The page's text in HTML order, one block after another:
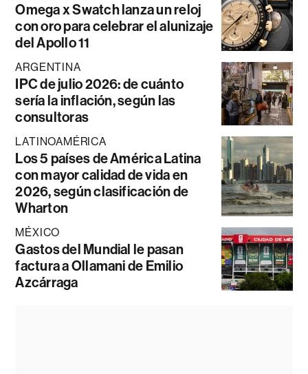
Omega x Swatch lanza un reloj
con oro para celebrar el alunizaje
del Apollo 11
ARGENTINA
IPC de julio 2026: de cuánto
sería la inflación, según las
consultoras
LATINOAMÉRICA
Los 5 países de América Latina
con mayor calidad de vida en
2026, según clasificación de
Wharton
MÉXICO
Gastos del Mundial le pasan
factura a Ollamani de Emilio
Azcárraga